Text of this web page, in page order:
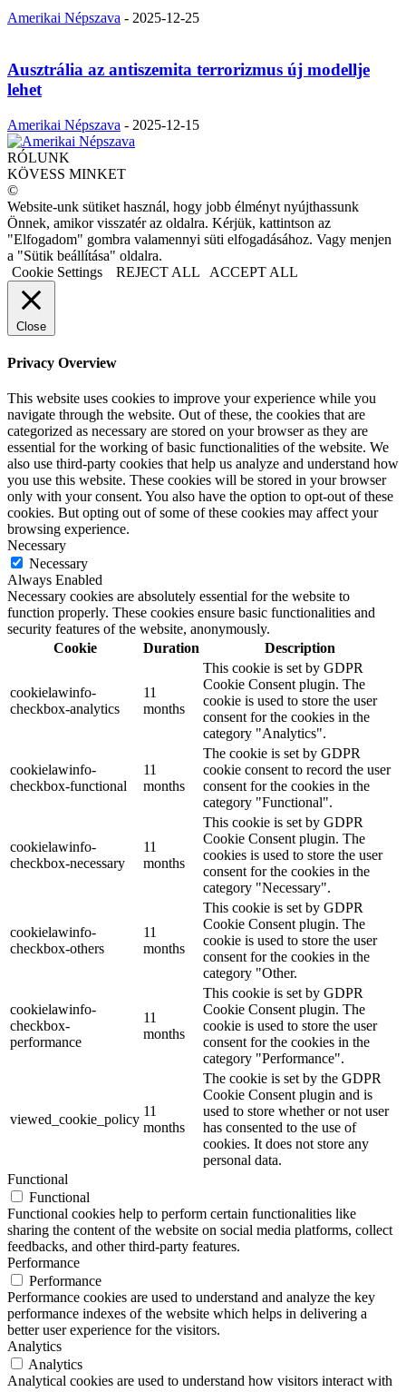
Amerikai Népszava - 2025-12-25
Ausztrália az antiszemita terrorizmus új modellje
lehet
Amerikai Népszava - 2025-12-15
RÓLUNK
KÖVESS MINKET
©
Website-unk sütiket használ, hogy jobb élményt nyújthassunk
Önnek, amikor visszatér az oldalra. Kérjük, kattintson az
"Elfogadom" gombra valamennyi süti elfogadásához. Vagy menjen
a "Sütik beállítása" oldalra.
Cookie Settings
REJECT ALL ACCEPT ALL
Close
Privacy Overview
This website uses cookies to improve your experience while you
navigate through the website. Out of these, the cookies that are
categorized as necessary are stored on your browser as they are
essential for the working of basic functionalities of the website. We
also use third-party cookies that help us analyze and understand how
you use this website. These cookies will be stored in your browser
only with your consent. You also have the option to opt-out of these
cookies. But opting out of some of these cookies may affect your
browsing experience.
Necessary
Necessary
Always Enabled
Necessary cookies are absolutely essential for the website to
function properly. These cookies ensure basic functionalities and
security features of the website, anonymously.
Cookie
Duration Description
cookielawinfo-
checkbox-analytics
11
months
This cookie is set by GDPR
Cookie Consent plugin. The
cookie is used to store the user
consent for the cookies in the
category "Analytics".
cookielawinfo-
checkbox-functional
11
months
The cookie is set by GDPR
cookie consent to record the user
consent for the cookies in the
category "Functional".
cookielawinfo-
checkbox-necessary
11
months
This cookie is set by GDPR
Cookie Consent plugin. The
cookies is used to store the user
consent for the cookies in the
category "Necessary".
cookielawinfo-
checkbox-others
11
months
This cookie is set by GDPR
Cookie Consent plugin. The
cookie is used to store the user
consent for the cookies in the
category "Other.
cookielawinfo-
checkbox-
performance
11
months
This cookie is set by GDPR
Cookie Consent plugin. The
cookie is used to store the user
consent for the cookies in the
category "Performance".
viewed_cookie_policy
11
months
The cookie is set by the GDPR
Cookie Consent plugin and is
used to store whether or not user
has consented to the use of
cookies. It does not store any
personal data.
Functional
Functional
Functional cookies help to perform certain functionalities like
sharing the content of the website on social media platforms, collect
feedbacks, and other third-party features.
Performance
Performance
Performance cookies are used to understand and analyze the key
performance indexes of the website which helps in delivering a
better user experience for the visitors.
Analytics
Analytics
Analytical cookies are used to understand how visitors interact with